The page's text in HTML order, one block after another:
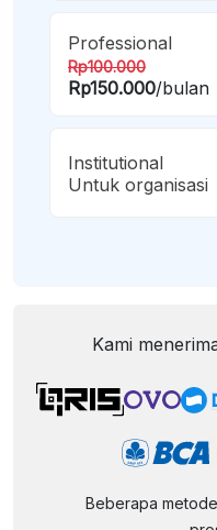
Professional
Rp100.000
Rp150.000/bulan
Institutional
Untuk organisasi
Kami
Beberapa